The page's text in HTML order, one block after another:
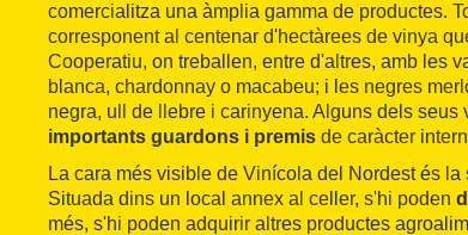
comercialitza una àmplia gamma de productes.
corresponent al centenar d'hectàrees de vinya
Cooperatiu, on treballen, entre d'altres, amb les
blanca, chardonnay o macabeu; i les negres
negra, ull de llebre i carinyena. Alguns dels seus
importants guardons i premis de caràcter
La cara més visible de Vinícola del Nordest és la
Situada dins un local annex al celler, s'hi poden
més, s'hi poden adquirir altres productes